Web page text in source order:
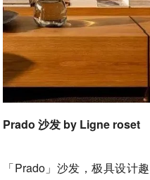
Prado 沙发 by Ligne roset
「Prado」沙发，极具设计